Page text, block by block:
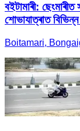
বইটামাৰী:
শোভাযাত্ৰাত
Boitamari,